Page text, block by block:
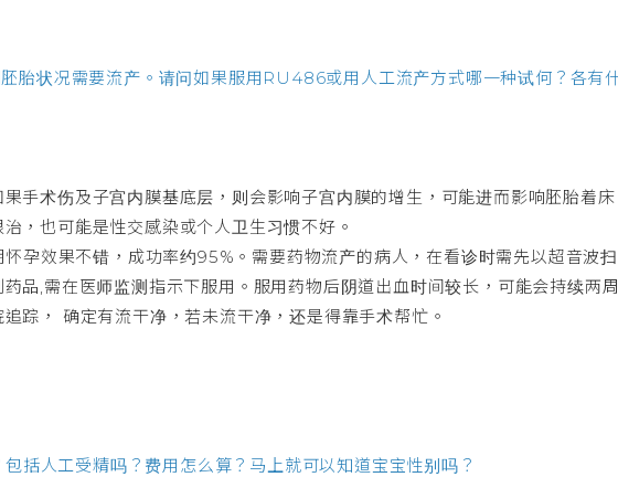
胎状况需要流产。请问如果服用RU486或用人工流产方式哪一种试何？各有
手术伤及子宫内膜基底层，则会影响子宫内膜的增生，可能进而影响胚胎着
，也可能是性交感染或个人卫生习惯不好。
孕效果不错，成功率约95%。需要药物流产的病人，在看诊时需先以超音波扫
品,需在医师监测指示下服用。服用药物后阴道出血时间较长，可能会持续两
踪， 确定有流干净，若未流干净，还是得靠手术帮忙。
括人工受精吗？费用怎么算？马上就可以知道宝宝性别吗？